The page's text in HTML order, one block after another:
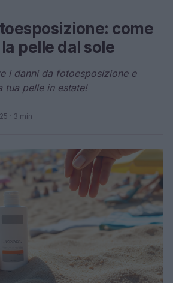
come
pelle dal sole
i danni da fotoesposizione e
tua pelle in estate!
· 3 min